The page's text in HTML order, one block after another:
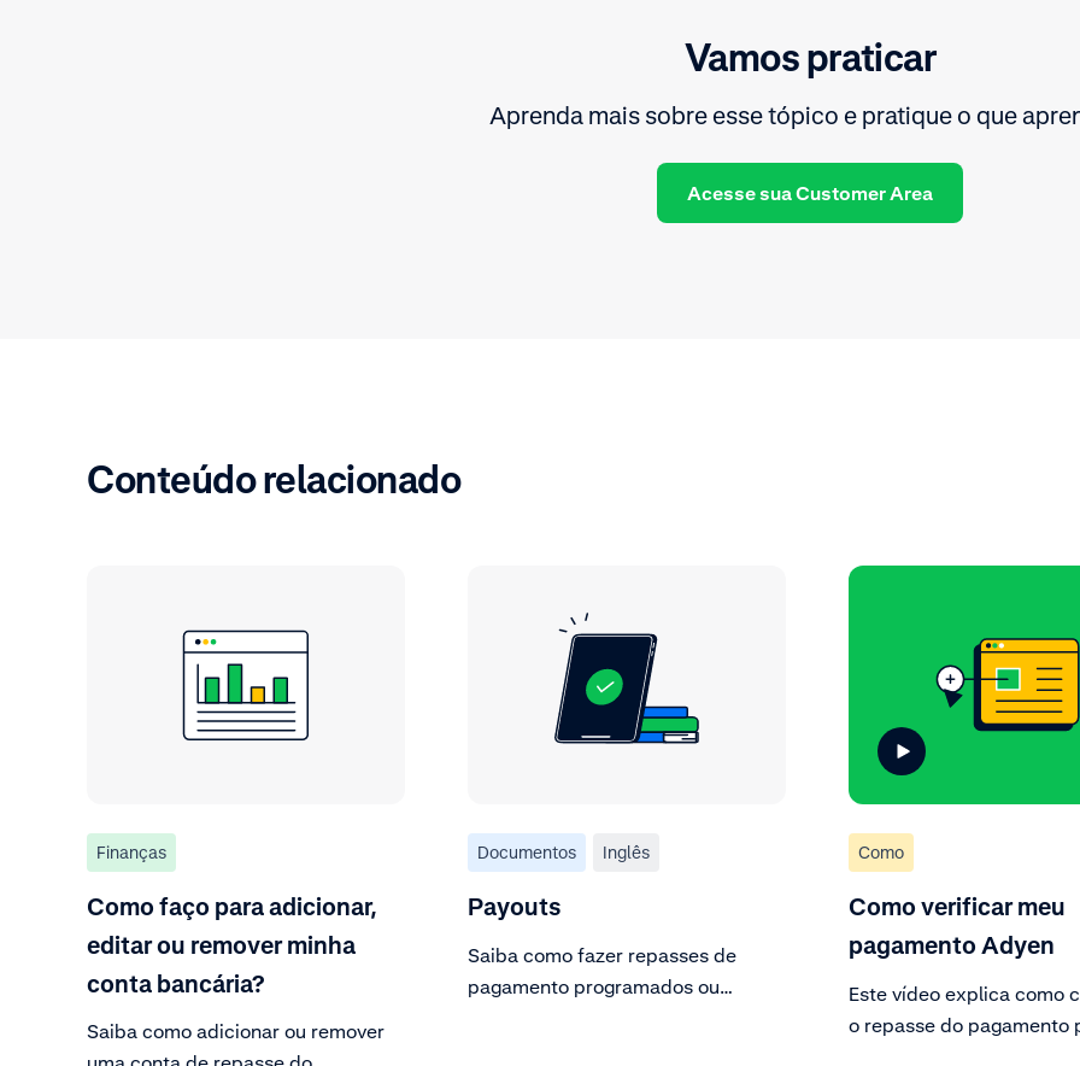
Vamos praticar
Aprenda mais sobre esse tópico e pratique o que
Acesse sua Customer Area
Conteúdo relacionado
Finanças
Como faço para adicionar,
editar ou remover minha
conta bancária?
Saiba como adicionar ou remover
Documentos Inglês
Payouts
Saiba como fazer repasses de
pagamento programados ou
Como
Como verificar meu
pagamento Adyen
Este vídeo explica como
o repasse do pagamento